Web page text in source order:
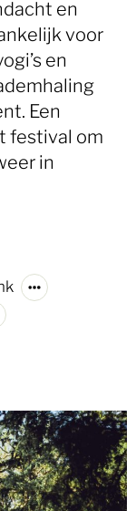
en
voor
en
Een
festival om
in